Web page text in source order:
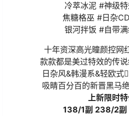
冷萃冰泥 #神级
焦糖格巫 #日杂
银河拌饭 #自带
十年资深高光瞳颜控网
款款都是美过特效的传
日杂风&韩漫系&轻欧式
吸睛百分百的新晋黑马
上新限时
138/1副 238/2副